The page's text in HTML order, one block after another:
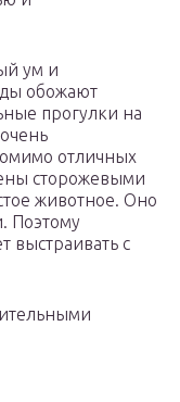
ум и
обожают
прогулки на
отличных
сторожевыми
животное. Оно
Поэтому
выстраивать с